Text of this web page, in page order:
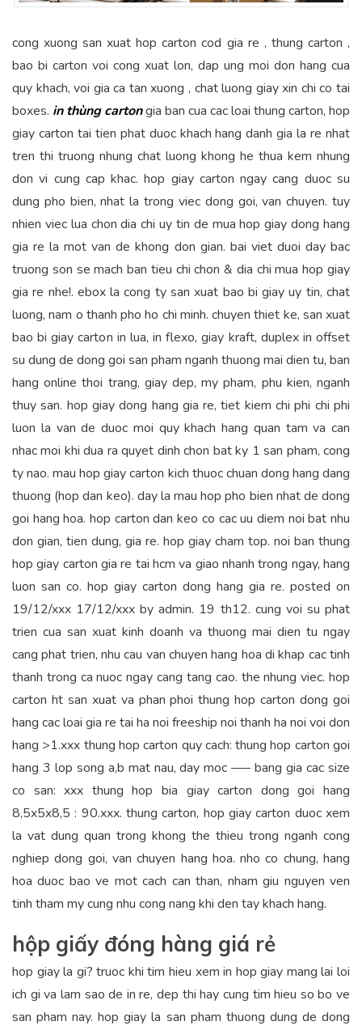
cong xuong san xuat hop carton cod gia re , thung carton ,
bao bi carton voi cong xuat lon, dap ung moi don hang cua
quy khach, voi gia ca tan xuong , chat luong giay xin chi co tai
boxes. in thùng cartongia ban cua cac loai thung carton, hop
giay carton tai tien phat duoc khach hang danh gia la re nhat
tren thi truong nhung chat luong khong he thua kem nhung
don vi cung cap khac. hop giay carton ngay cang duoc su
dung pho bien, nhat la trong viec dong goi, van chuyen. tuy
nhien viec lua chon dia chi uy tin de mua hop giay dong hang
gia re la mot van de khong don gian. bai viet duoi day bac
truong son se mach ban tieu chi chon & dia chi mua hop giay
gia re nhe!. ebox la cong ty san xuat bao bi giay uy tin, chat
luong, nam o thanh pho ho chi minh. chuyen thiet ke, san xuat
bao bi giay carton in lua, in flexo, giay kraft, duplex in offset
su dung de dong goi san pham nganh thuong mai dien tu, ban
hang online thoi trang, giay dep, my pham, phu kien, nganh
thuy san. hop giay dong hang gia re, tiet kiem chi phi chi phi
luon la van de duoc moi quy khach hang quan tam va can
nhac moi khi dua ra quyet dinh chon bat ky 1 san pham, cong
ty nao. mau hop giay carton kich thuoc chuan dong hang dang
thuong (hop dan keo). day la mau hop pho bien nhat de dong
goi hang hoa. hop carton dan keo co cac uu diem noi bat nhu
don gian, tien dung, gia re. hop giay cham top. noi ban thung
hop giay carton gia re tai hcm va giao nhanh trong ngay, hang
luon san co. hop giay carton dong hang gia re. posted on
19/12/xxx 17/12/xxx by admin. 19 th12. cung voi su phat
trien cua san xuat kinh doanh va thuong mai dien tu ngay
cang phat trien, nhu cau van chuyen hang hoa di khap cac tinh
thanh trong ca nuoc ngay cang tang cao. the nhung viec. hop
carton ht san xuat va phan phoi thung hop carton dong goi
hang cac loai gia re tai ha noi freeship noi thanh ha noi voi don
hang >1.xxx thung hop carton quy cach: thung hop carton goi
hang 3 lop song a,b mat nau, day moc —– bang gia cac size
co san: xxx thung hop bia giay carton dong goi hang
8,5x5x8,5 : 90.xxx. thung carton, hop giay carton duoc xem
la vat dung quan trong khong the thieu trong nganh cong
nghiep dong goi, van chuyen hang hoa. nho co chung, hang
hoa duoc bao ve mot cach can than, nham giu nguyen ven
tinh tham my cung nhu cong nang khi den tay khach hang.
hộp giấy đóng hàng giá rẻ
hop giay la gi? truoc khi tim hieu xem in hop giay mang lai loi
ich gi va lam sao de in re, dep thi hay cung tim hieu so bo ve
san pham nay. hop giay la san pham thuong dung de dong